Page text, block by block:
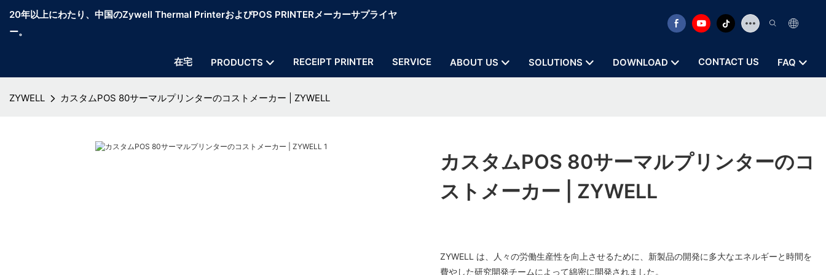
20年以上にわたり、中国のZywell Thermal PrinterおよびPOS PRINTERメーカーサプライヤ
ー。
在宅 PRODUCTS RECEIPT PRINTER SERVICE ABOUT US SOLUTIONS DOWNLOAD CONTACT US FAQ
ZYWELL カスタムPOS 80サーマルプリンターのコストメーカー | ZYWELL
カスタムPOS 80サーマルプリンターのコ
ストメーカー | ZYWELL
ZYWELL は、人々の労働生産性を向上させるために、新製品の開発に多大なエネルギーと時間を
費やした研究開発チームによって綿密に開発されました。